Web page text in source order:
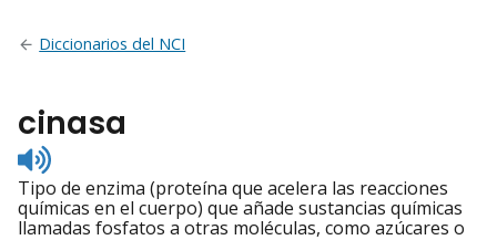
Diccionarios del NCI
cinasa
Listen
to
pronunciation
Tipo de enzima (proteína que acelera las reacciones
químicas en el cuerpo) que añade sustancias químicas
llamadas fosfatos a otras moléculas, como azúcares o